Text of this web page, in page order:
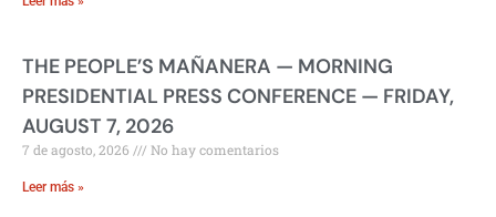
THE PEOPLE’S MAÑANERA — MORNING
PRESIDENTIAL PRESS CONFERENCE — FRIDAY,
AUGUST 7, 2026
7 de agosto, 2026 No hay comentarios
Leer más »